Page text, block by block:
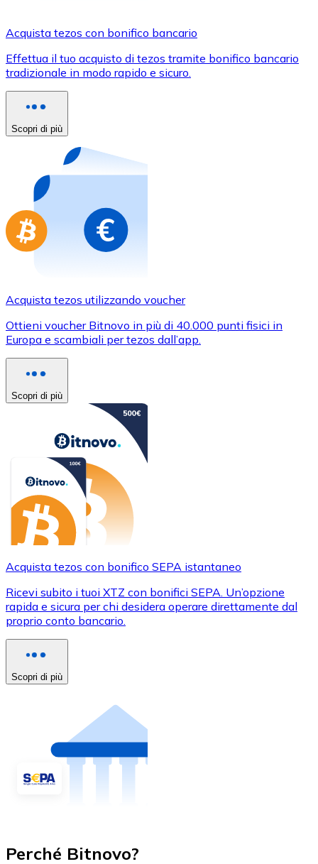
Usa le carte Visa e Mastercard per acquistare
Acquista con carta
Acquista gift card dei tuoi marchi preferiti con
Vai al negozio di carte regalo
Acquista tezos con bonifico bancario
Effettua il tuo acquisto di tezos tramite bonifico bancario
tradizionale in modo rapido e sicuro.
Scopri di più
Acquista tezos utilizzando voucher
Ottieni voucher Bitnovo in più di 40.000 punti fisici in
Europa e scambiali per tezos dall’app.
Scopri di più
Acquista tezos con bonifico SEPA istantaneo
Ricevi subito i tuoi XTZ con bonifici SEPA. Un’opzione
rapida e sicura per chi desidera operare direttamente dal
proprio conto bancario.
Scopri di più
Perché Bitnovo?